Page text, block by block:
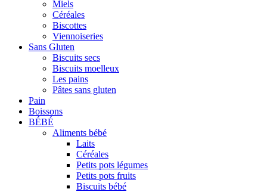
Miels
Céréales
Biscottes
Viennoiseries
Sans Gluten
Biscuits secs
Biscuits moelleux
Les pains
Pâtes sans gluten
Pain
Boissons
BÉBÉ
Aliments bébé
Laits
Céréales
Petits pots légumes
Petits pots fruits
Biscuits bébé